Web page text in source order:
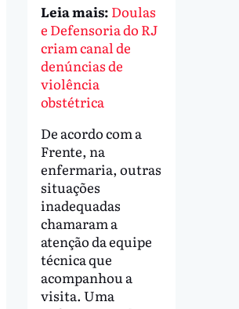
Leia mais: Doulas
e Defensoria do RJ
criam canal de
denúncias de
violência
obstétrica
De acordo com a
Frente, na
enfermaria, outras
situações
inadequadas
chamaram a
atenção da equipe
técnica que
acompanhou a
visita. Uma